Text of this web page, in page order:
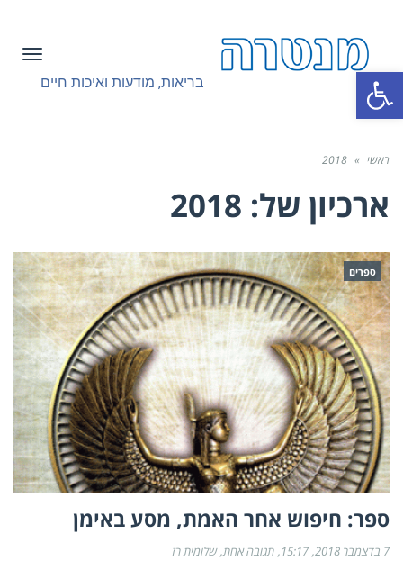
פתח סרגל נגישות בריאות, מודעות ואיכות חיים
ראשי »
2018
ארכיון של: 2018
ספרים
ספר: חיפוש אחר האמת, מסע באימן
7 בדצמבר 2018 15:17 תגובה אחת שלומית רז